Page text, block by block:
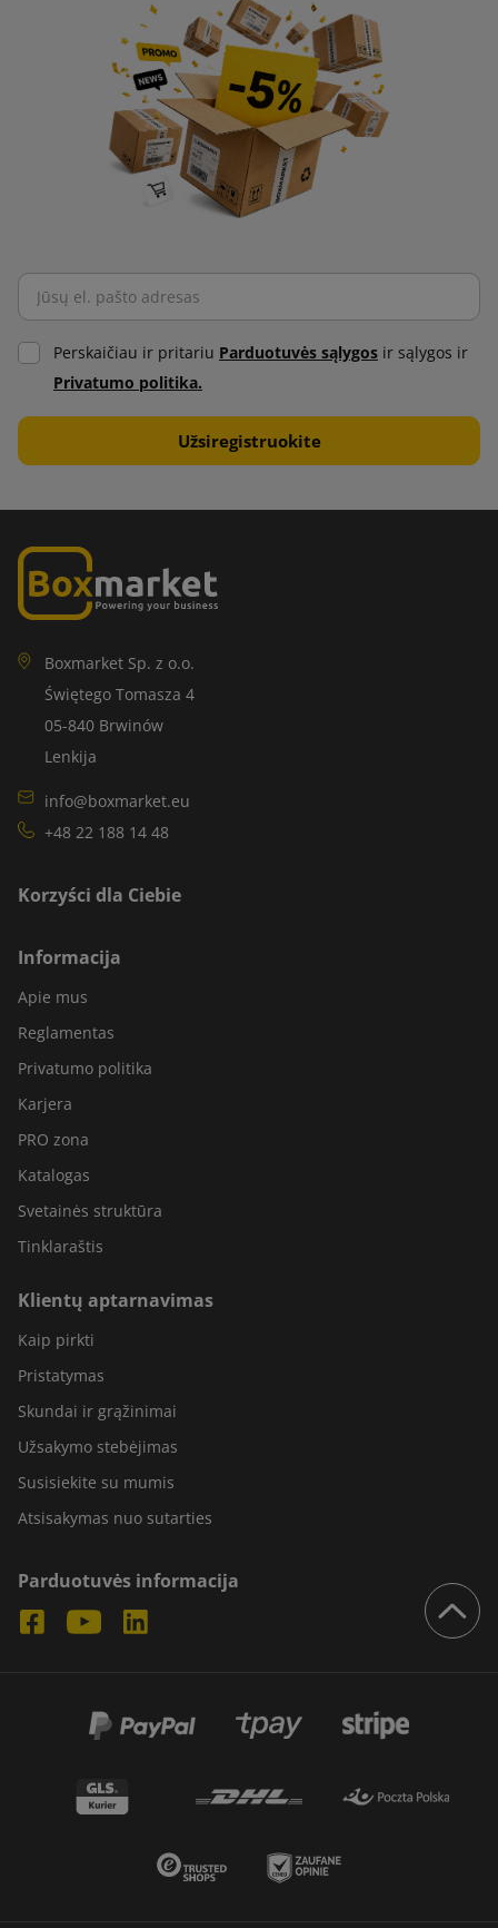
Perskaičiau ir pritariu Parduotuvės sąlygos ir sąlygos ir
Privatumo politika.
Boxmarket Sp. z o.o.
Świętego Tomasza 4
05-840 Brwinów
Lenkija
info@boxmarket.eu
+48 22 188 14 48
Korzyści dla Ciebie
Informacija
Apie mus
Reglamentas
Privatumo politika
Karjera
PRO zona
Katalogas
Svetainės struktūra
Tinklaraštis
Klientų aptarnavimas
Kaip pirkti
Pristatymas
Skundai ir grąžinimai
Užsakymo stebėjimas
Susisiekite su mumis
Atsisakymas nuo sutarties
Parduotuvės informacija